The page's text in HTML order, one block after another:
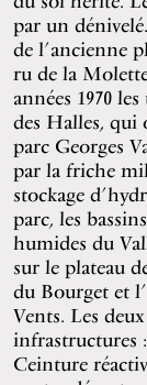
par un
de l’ancienne
ru de la
années 1970
des Halles, qui
parc Georges
par la friche
stockage
parc, les
humides du
sur le plateau
du Bourget et
Vents. Les
infrastructures
Ceinture